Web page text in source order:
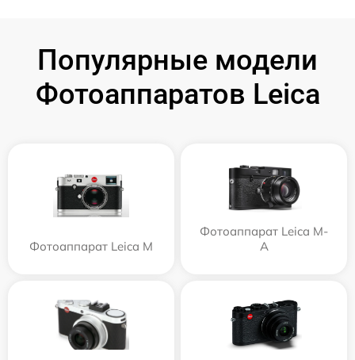
Популярные модели
Фотоаппаратов Leica
Фотоаппарат Leica M
Фотоаппарат Leica M-
A